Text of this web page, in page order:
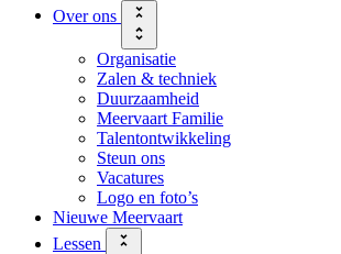
Over ons
Organisatie
Zalen & techniek
Duurzaamheid
Meervaart Familie
Talentontwikkeling
Steun ons
Vacatures
Logo en foto’s
Nieuwe Meervaart
Lessen